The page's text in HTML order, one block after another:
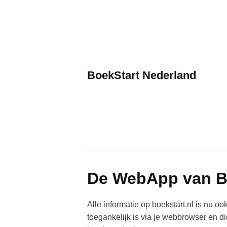
BoekStart Nederland
De WebApp van
Alle informatie op boekstart.nl is nu
toegankelijk is via je webbrowser en